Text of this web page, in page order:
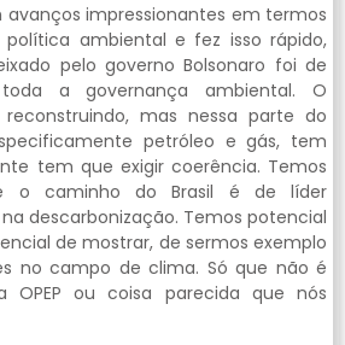
impressionantes em termos
ambiental e fez isso rápido,
pelo governo Bolsonaro foi de
a governança ambiental. O
mas nessa parte do
petróleo e gás, tem
tem que exigir coerência. Temos
o caminho do Brasil é de líder
descarbonização. Temos potencial
de mostrar, de sermos exemplo
no campo de clima. Só que não é
OPEP ou coisa parecida que nós